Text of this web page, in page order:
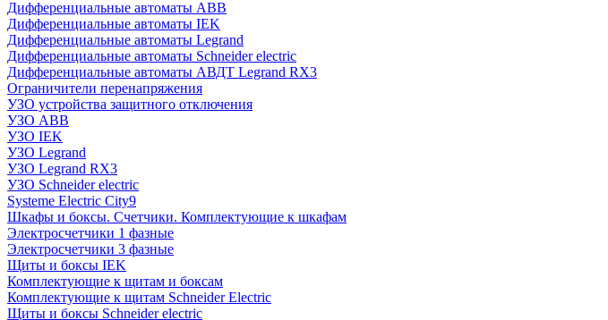
Дифференциальные автоматы ABB
Дифференциальные автоматы IEK
Дифференциальные автоматы Legrand
Дифференциальные автоматы Schneider electric
Дифференциальные автоматы АВДТ Legrand RX3
Ограничители перенапряжения
УЗО устройства защитного отключения
УЗО ABB
УЗО IEK
УЗО Legrand
УЗО Legrand RX3
УЗО Schneider electric
Systeme Electric City9
Шкафы и боксы. Счетчики. Комплектующие к шкафам
Электросчетчики 1 фазные
Электросчетчики 3 фазные
Щиты и боксы IEK
Комплектующие к щитам и боксам
Комплектующие к щитам Schneider Electric
Щиты и боксы Schneider electric